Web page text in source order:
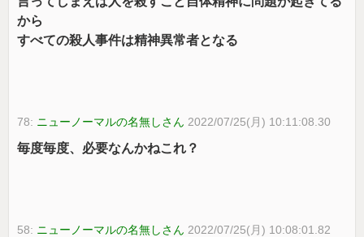
から
すべての殺人事件は精神異常者となる
78: ニューノーマルの名無しさん 2022/07/25(月) 10:11:08.30
毎度毎度、必要なんかねこれ？
58: ニューノーマルの名無しさん 2022/07/25(月) 10:08:01.82